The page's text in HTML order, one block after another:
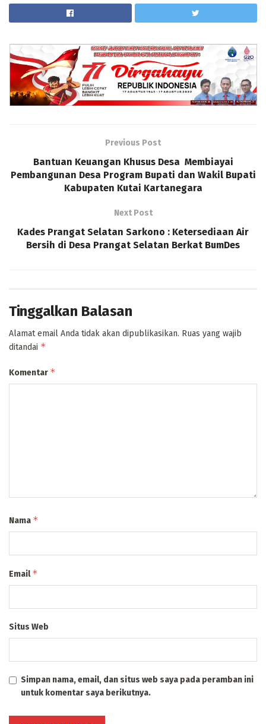
Previous Post
Bantuan Keuangan Khusus Desa Membiayai
Pembangunan Desa Program Bupati dan Wakil Bupati
Kabupaten Kutai Kartanegara
Next Post
Kades Prangat Selatan Sarkono : Ketersediaan Air
Bersih di Desa Prangat Selatan Berkat BumDes
Tinggalkan Balasan
Alamat email Anda tidak akan dipublikasikan. Ruas yang wajib
ditandai *
Komentar *
Nama *
Email*
Situs Web
Simpan nama, email, dan situs web saya pada peramban ini
untuk komentar saya berikutnya.